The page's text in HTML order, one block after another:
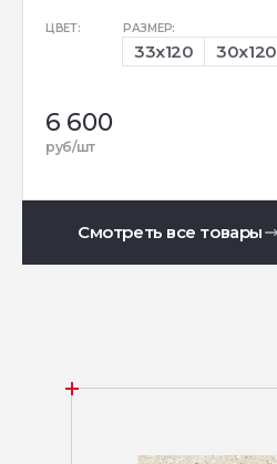
ЦВЕТ: РАЗМЕР:
33x120 30x120
6 600
руб/шт
Смотреть все товары